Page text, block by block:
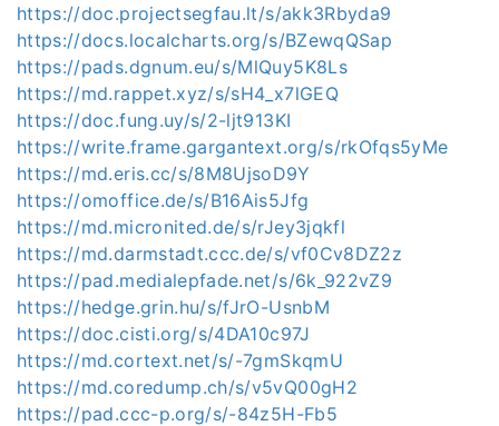
https://doc.projectsegfau.lt/s/akk3Rbyda9
https://docs.localcharts.org/s/BZewqQSap
https://pads.dgnum.eu/s/MlQuy5K8Ls
https://md.rappet.xyz/s/sH4_x7lGEQ
https://doc.fung.uy/s/2-ljt913KI
https://write.frame.gargantext.org/s/rkOfqs5yMe
https://md.eris.cc/s/8M8UjsoD9Y
https://omoffice.de/s/B16Ais5Jfg
https://md.micronited.de/s/rJey3jqkfl
https://md.darmstadt.ccc.de/s/vf0Cv8DZ2z
https://pad.medialepfade.net/s/6k_922vZ9
https://hedge.grin.hu/s/fJrO-UsnbM
https://doc.cisti.org/s/4DA10c97J
https://md.cortext.net/s/-7gmSkqmU
https://md.coredump.ch/s/v5vQ00gH2
https://pad.ccc-p.org/s/-84z5H-Fb5